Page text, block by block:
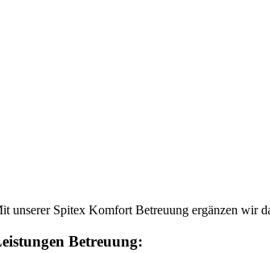
unserer Spitex Komfort Betreuung ergänzen wir
Betreuung: